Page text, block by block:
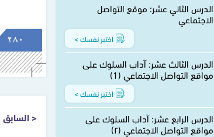
الدرس الثاني عشر: موقع التواصل
الاجتماعي
اختبر نفسك >
الدرس الثالث عشر: آداب السلوك على
مواقع التواصل الاجتماعي (1)
اختبر نفسك >
الدرس الرابع عشر: آداب السلوك على
مواقع التواصل الاجتماعي (٢)
< السابق